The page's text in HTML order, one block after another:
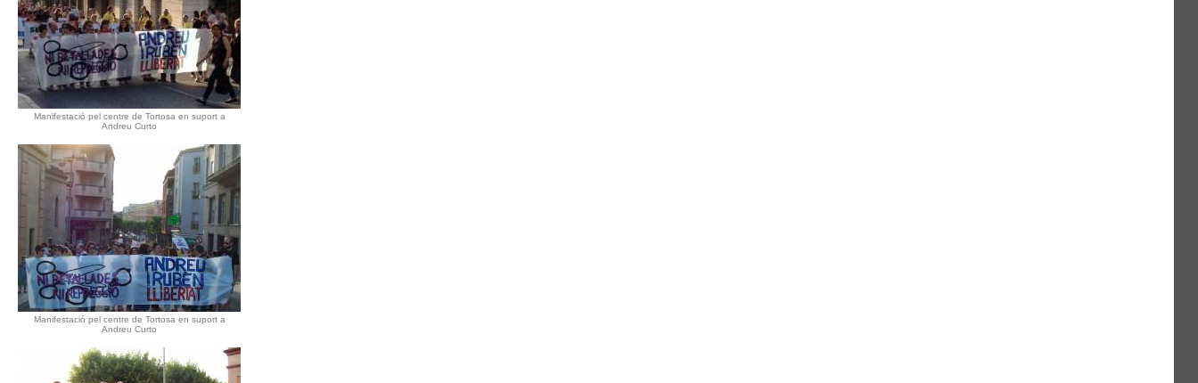
Manifestació pel centre de Tortosa en suport a
Andreu Curto
Manifestació pel centre de Tortosa en suport a
Andreu Curto